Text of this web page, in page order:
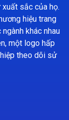
sắc của họ.
hiệu trang
khác nhau
một logo hấp
theo dõi sử